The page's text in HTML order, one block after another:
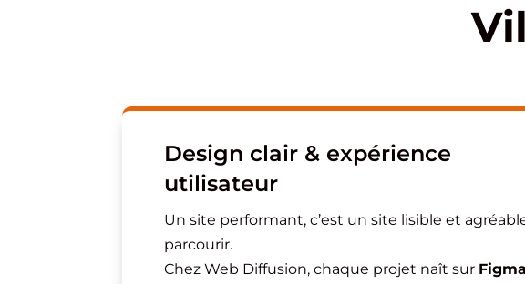
Design clair & expérience
utilisateur
Un site performant, c’est un site lisible et
parcourir.
Chez Web Diffusion, chaque projet naît sur Figma